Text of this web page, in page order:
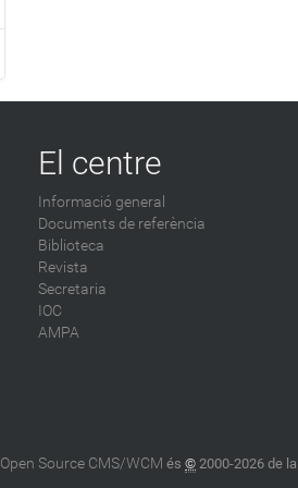
El centre
Informació general
Documents de referència
Biblioteca
Revista
Secretaria
IOC
AMPA
Open Source CMS/WCM és © 2000-2026 de la